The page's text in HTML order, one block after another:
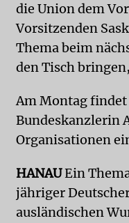
die Union dem
Vorsitzenden
Thema beim
den Tisch
Am Montag
Bundeskanzlerin
Organisationen
HANAUEin
jähriger
ausländischen